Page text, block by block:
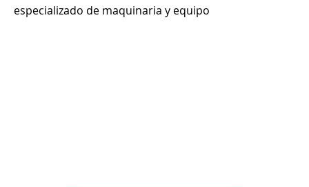
especializado de maquinaria y equipo